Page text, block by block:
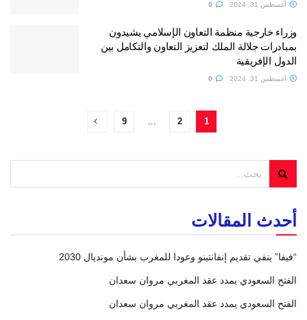
أغسطس 31, 2024
وزراء خارجية منظمة التعاون الإسلامي يشيدون
بمبادرات جلالة الملك لتعزيز التعاون والتكامل بين
الدول الإفريقية
أغسطس 31, 2024
1
2
9
أحدث المقالات
“فيفا” ينفي تقديم إنفانتينو وعودا للمغرب بشأن مونديال 2030
الفتح السعودي يمدد عقد المغربي مروان سعدان
الفتح السعودي يمدد عقد المغربي مروان سعدان